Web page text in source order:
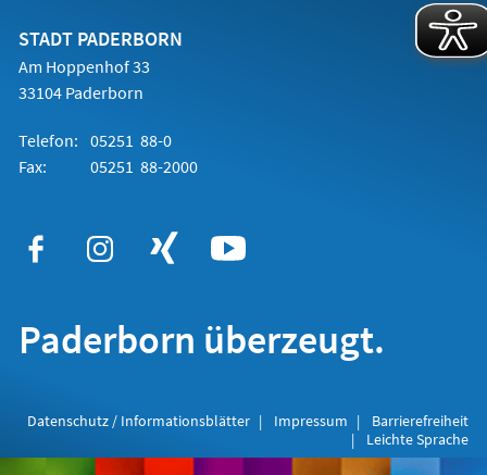
STADT PADERBORN
Am Hoppenhof 33
33104 Paderborn
Telefon: 05251 88-0
Fax:
05251 88-2000
Paderborn überzeugt.
Datenschutz / Informationsblätter Impressum
Barrierefreiheit
Leichte Sprache